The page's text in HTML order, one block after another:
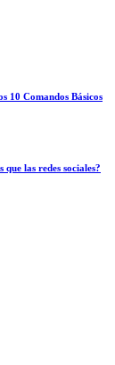
10 Comandos Básicos
las redes sociales?